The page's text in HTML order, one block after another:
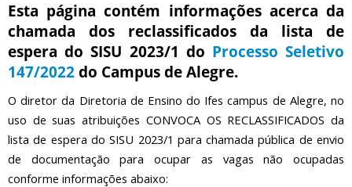
Esta página contém informações acerca da
chamada dos reclassificados da lista de
espera do SISU 2023/1 do Processo Seletivo
147/2022 do Campus de Alegre.
O diretor da Diretoria de Ensino do Ifes campus de Alegre, no
uso de suas atribuições CONVOCA OS RECLASSIFICADOS da
lista de espera do SISU 2023/1 para chamada pública de envio
de documentação para ocupar as vagas não ocupadas
conforme informações abaixo: